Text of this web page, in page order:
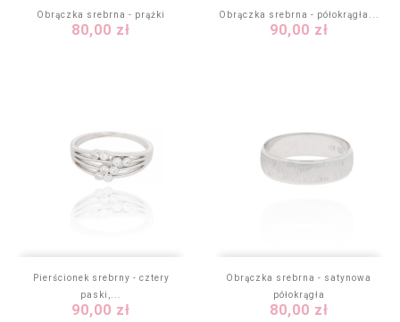
Obrączka srebrna - prążki
Cena
80,00 zł
Obrączka srebrna - półokrągła...
Cena
90,00 zł
Pierścionek srebrny - cztery
paski,...
Cena
90,00 zł
Obrączka srebrna - satynowa
półokrągła
Cena
80,00 zł